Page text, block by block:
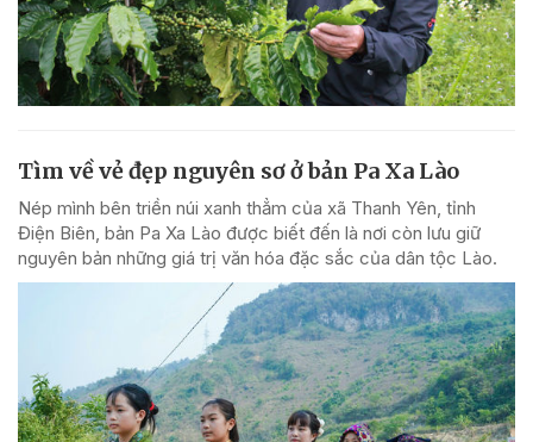
Tìm về vẻ đẹp nguyên sơ ở bản Pa Xa Lào
Nép mình bên triền núi xanh thẳm của xã Thanh Yên, tỉnh
Điện Biên, bản Pa Xa Lào được biết đến là nơi còn lưu giữ
nguyên bản những giá trị văn hóa đặc sắc của dân tộc Lào.